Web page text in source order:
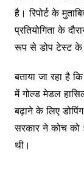
है। रिपोर्ट के
प्रतियोगिता के
रूप से डोप टेस्ट के
बताया जा रहा है
में गोल्ड मेडल
बढ़ाने के लिए
सरकार ने कोच को
थी।